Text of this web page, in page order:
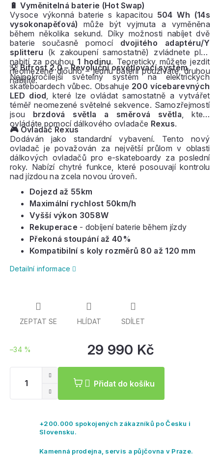
–34 % 29 990 Kč
Přidat do košíku
🔋 Vyměnitelná baterie (Hot Swap)
Vysoce výkonná baterie s kapacitou 504 Wh (14s
vysokonapěťová) může být vyjmuta a vyměněna
během několika sekund. Díky možnosti nabíjet dvě
baterie současně pomocí dvojitého adaptéru/Y
splitteru (k zakoupení samostatně) zvládnete plné
nabití za pouhou 1 hodinu. Teoreticky můžete jezdit
neomezeně dlouho – jednu baterii používáte, druhou
nabíjíte.
💡 Bifrost 2.0 – Revoluční osvětlovací systém
Nejpokročilejší světelný systém na elektrických
skateboardech vůbec. Obsahuje 200 vícebarevných
LED diod, které lze ovládat samostatně a vytvářet
téměř neomezené světelné sekvence. Samozřejmostí
jsou brzdová světla a směrová světla, která
ovládáte pomocí dálkového ovladače Rexus.
🎮 Ovladač Rexus
Dodáván jako standardní vybavení. Tento nový
ovladač je považován za největší průlom v oblasti
dálkových ovladačů pro e-skateboardy za poslední
roky. Nabízí chytré funkce, které posouvají kontrolu
nad jízdou na zcela novou úroveň.
Dojezd až 55km
Maximální rychlost 50km/h
Vyšší výkon 3058W
Rekuperace - dobíjení baterie během jízdy
Překoná stoupání až 40%
Kompatibilní s koly rozměrů 80 až 120 mm
Detailní informace
ZEPTAT SE HLÍDAT SDÍLET
+200.000 spokojených zákazníků po Česku i
Slovensku.
Kamenná prodejna, servis a půjčovna v Praze.